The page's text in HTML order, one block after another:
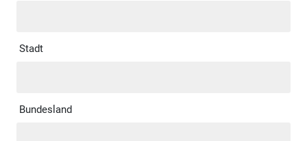
Stadt
Bundesland